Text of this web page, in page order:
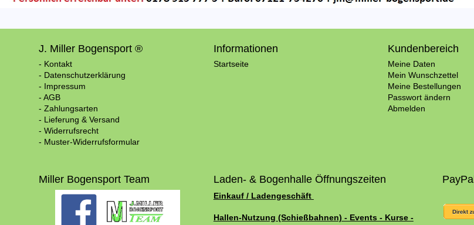
J. Miller Bogensport ®
- Kontakt
- Datenschutzerklärung
- Impressum
- AGB
- Zahlungsarten
- Lieferung & Versand
- Widerrufsrecht
- Muster-Widerrufsformular
Informationen
Startseite
Kundenbereich
Meine Daten
Mein Wunschzettel
Meine Bestellungen
Passwort ändern
Abmelden
Miller Bogensport Team Laden- & Bogenhalle Öffnungszeiten
Einkauf / Ladengeschäft
Hallen-Nutzung (Schießbahnen) - Events - Kurse -
PayPal